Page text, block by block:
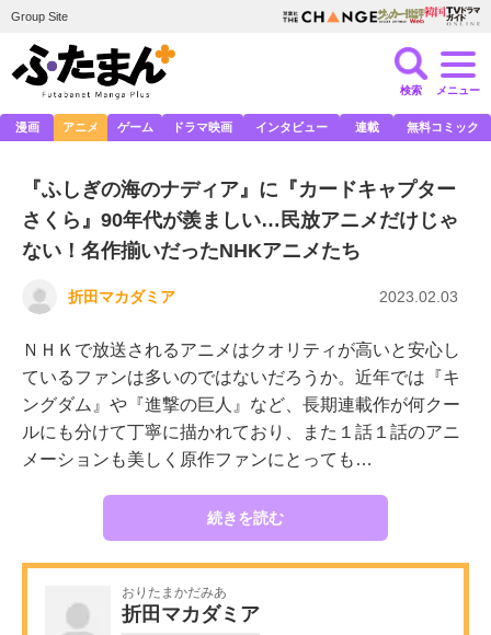
Group Site
検索 メニュー
漫画 アニメ ゲーム ドラマ映画 インタビュー 連載 無料コミック
『ふしぎの海のナディア』に『カードキャプター
さくら』90年代が羨ましい…民放アニメだけじゃ
ない！名作揃いだったNHKアニメたち
折田マカダミア 2023.02.03
ＮＨＫで放送されるアニメはクオリティが高いと安心し
ているファンは多いのではないだろうか。近年では『キ
ングダム』や『進撃の巨人』など、長期連載作が何クー
ルにも分けて丁寧に描かれており、また１話１話のアニ
メーションも美しく原作ファンにとっても…
続きを読む
おりたまかだみあ
折田マカダミア